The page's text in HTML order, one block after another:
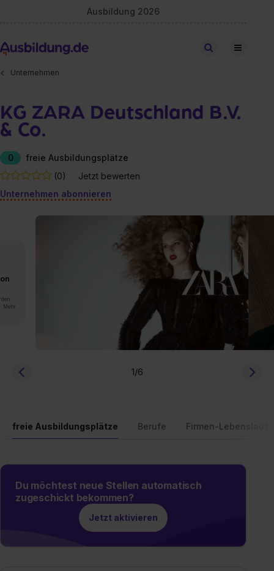
Ausbildung 2026
Stellen finden
Unternehmen
KG ZARA Deutschland B.V.
& Co.
0
freie Ausbildungsplätze
(0)
Jetzt bewerten
Unternehmen abonnieren
Mehr
1/6
freie Ausbildungsplätze Berufe Firmen-Lebenslauf
Du möchtest neue Stellen automatisch
zugeschickt bekommen?
Jetzt aktivieren